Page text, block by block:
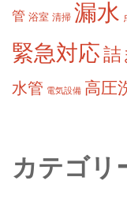
管 浴室 清掃 漏水
緊急対応詰
水管 電気設備 高圧
カテゴリ